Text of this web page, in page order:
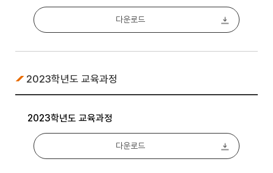
다운로드
2023학년도 교육과정
2023학년도 교육과정
다운로드